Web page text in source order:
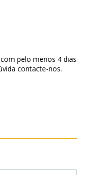
pelo menos 4 dias
contacte-nos.